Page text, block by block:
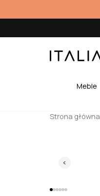
Meble
Strona główna